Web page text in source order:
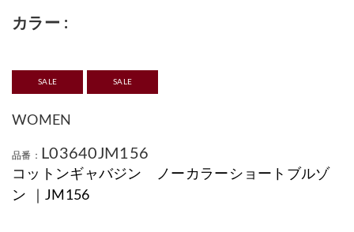
カラー
SALE SALE
WOMEN
品番： L03640JM156
コットンギャバジン ノーカラーショートブルゾ
ン ｜JM156